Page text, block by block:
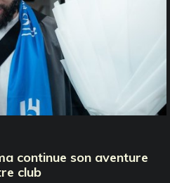
continue son aventure
club